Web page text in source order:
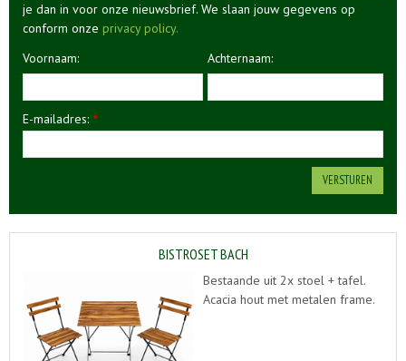
je dan in voor onze nieuwsbrief. We slaan jouw gegevens op
conform onze privacy policy.
Voornaam:
Achternaam:
E-mailadres: *
BISTROSET BACH
Bestaande uit 2x stoel + tafel.
Acacia hout met metalen frame.